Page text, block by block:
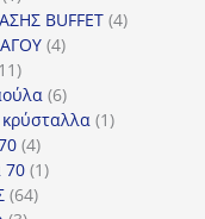
προϊόν
BUFFET 44
44
1111
προϊόντα
66
προϊόντα
11
44
προϊόντα
70 11
6464